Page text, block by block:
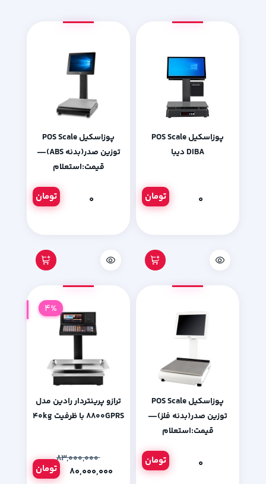
پوزاسکیل POS Scale
DIBA دیبا
تومان
پوزاسکیل POS Scale
توزین صدر(بدنه ABS)—
قیمت:استعلام
تومان
پوزاسکیل POS Scale
توزین صدر(بدنه فلز)—
قیمت:استعلام
تومان
ترازو پرینتردار رادین مدل
۸۸۰۰GPRS با ظرفیت ۴۰kg
۸۳,۰۰۰,۰۰۰
تومان
4%